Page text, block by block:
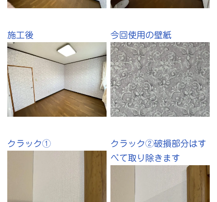
施工後 今回使用の壁紙
クラック①
クラック②破損部分はす
べて取り除きます